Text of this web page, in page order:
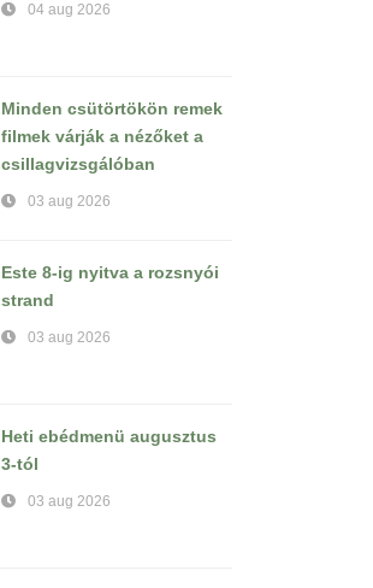
04 aug 2026
Minden csütörtökön remek
filmek várják a nézőket a
csillagvizsgálóban
03 aug 2026
Este 8-ig nyitva a rozsnyói
strand
03 aug 2026
Heti ebédmenü augusztus
3-tól
03 aug 2026